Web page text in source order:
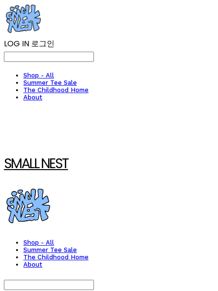
LOG IN 로그인
Shop - All
Summer Tee Sale
The Childhood Home
About
SMALL NEST
Shop - All
Summer Tee Sale
The Childhood Home
About